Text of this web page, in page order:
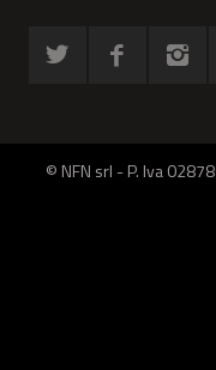
© NFN srl - P. Iva